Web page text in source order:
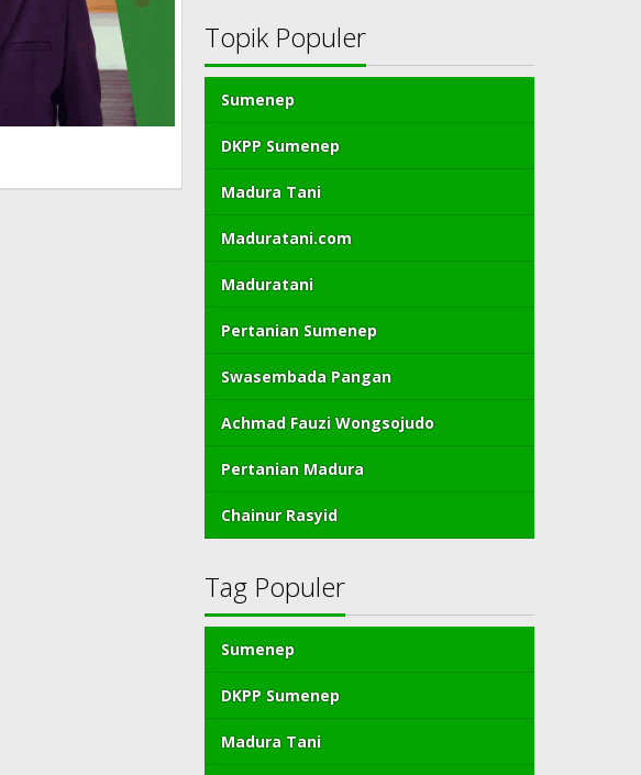
Topik Populer
Sumenep
DKPP Sumenep
Madura Tani
Maduratani.com
Maduratani
Pertanian Sumenep
Swasembada Pangan
Achmad Fauzi Wongsojudo
Pertanian Madura
Chainur Rasyid
Tag Populer
Sumenep
DKPP Sumenep
Madura Tani